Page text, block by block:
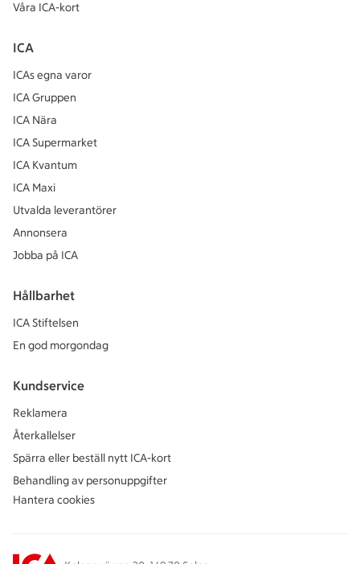
Våra ICA-kort
ICA
ICAs egna varor
ICA Gruppen
ICA Nära
ICA Supermarket
ICA Kvantum
ICA Maxi
Utvalda leverantörer
Annonsera
Jobba på ICA
Hållbarhet
ICA Stiftelsen
En god morgondag
Kundservice
Reklamera
Återkallelser
Spärra eller beställ nytt ICA-kort
Behandling av personuppgifter
Hantera cookies